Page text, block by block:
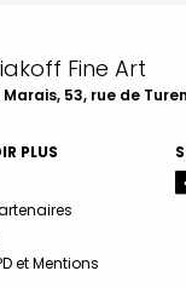
Fine Art
53, rue de
PLUS
et Mentions